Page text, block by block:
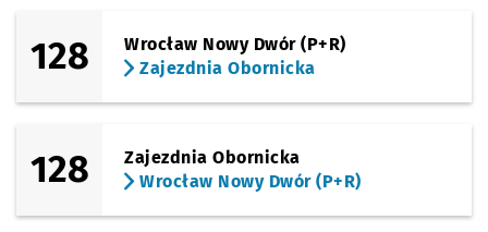
128
Wrocław Nowy Dwór (P+R)
Zajezdnia Obornicka
128
Zajezdnia Obornicka
Wrocław Nowy Dwór (P+R)